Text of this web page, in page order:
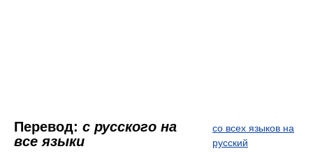
Перевод: с русского на
все языки
со всех языков на
русский